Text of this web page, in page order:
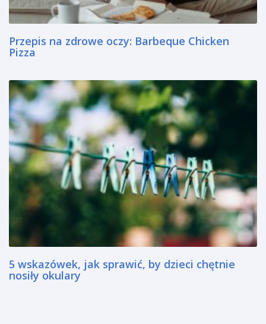
Przepis na zdrowe oczy: Barbeque Chicken
Pizza
5 wskazówek, jak sprawić, by dzieci chętnie
nosiły okulary